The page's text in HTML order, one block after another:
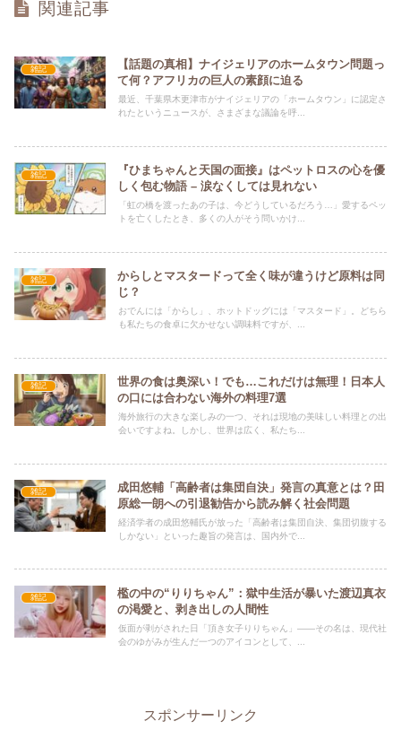
関連記事
雑記
【話題の真相】ナイジェリアのホームタウン問題っ
て何？アフリカの巨人の素顔に迫る
最近、千葉県木更津市がナイジェリアの「ホームタウン」に認定さ
れたというニュースが、さまざまな議論を呼...
雑記
『ひまちゃんと天国の面接』はペットロスの心を優
しく包む物語 – 涙なくしては見れない
「虹の橋を渡ったあの子は、今どうしているだろう…」愛するペッ
トを亡くしたとき、多くの人がそう問いかけ...
雑記
からしとマスタードって全く味が違うけど原料は同
じ？
おでんには「からし」、ホットドッグには「マスタード」。どちら
も私たちの食卓に欠かせない調味料ですが、...
雑記
世界の食は奥深い！でも…これだけは無理！日本人
の口には合わない海外の料理7選
海外旅行の大きな楽しみの一つ、それは現地の美味しい料理との出
会いですよね。しかし、世界は広く、私たち...
雑記
成田悠輔「高齢者は集団自決」発言の真意とは？田
原総一朗への引退勧告から読み解く社会問題
経済学者の成田悠輔氏が放った「高齢者は集団自決、集団切腹する
しかない」といった趣旨の発言は、国内外で...
雑記
檻の中の“りりちゃん”：獄中生活が暴いた渡辺真衣
の渇愛と、剥き出しの人間性
仮面が剥がされた日「頂き女子りりちゃん」――その名は、現代社
会のゆがみが生んだ一つのアイコンとして、...
スポンサーリンク